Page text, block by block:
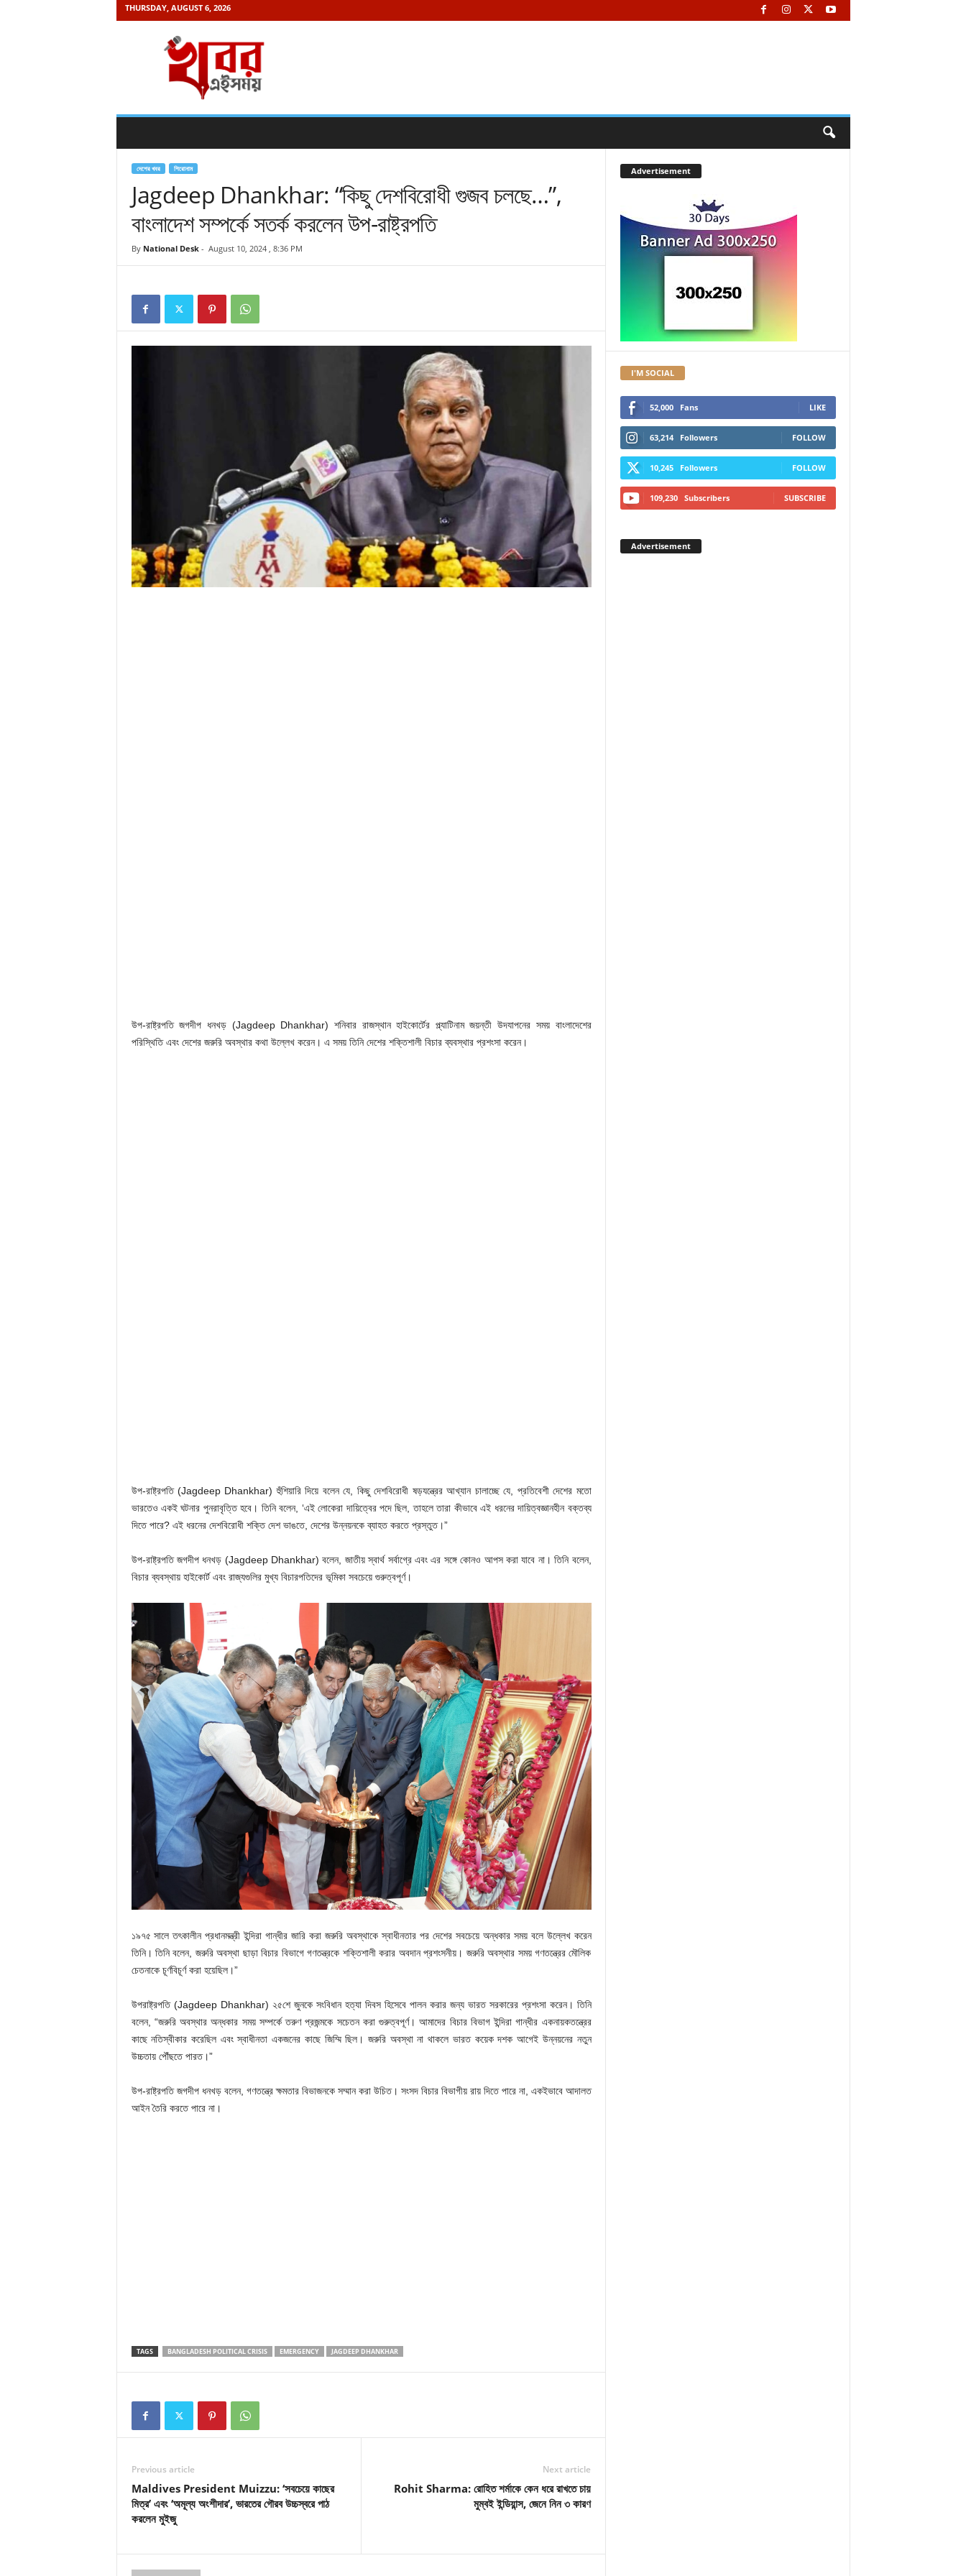
THURSDAY, AUGUST 6, 2026
দেশের খবর শিরোনাম
Jagdeep Dhankhar: “কিছু দেশবিরোধী গুজব চলছে…”,
বাংলাদেশ সম্পর্কে সতর্ক করলেন উপ-রাষ্ট্রপতি
By National Desk- August 10, 2024 , 8:36 PM
উপ-রাষ্ট্রপতি জগদীপ ধনখড় (Jagdeep Dhankhar) শনিবার রাজস্থান হাইকোর্টের প্ল্যাটিনাম জয়ন্তী উদযাপনের সময় বাংলাদেশের
পরিস্থিতি এবং দেশের জরুরি অবস্থার কথা উল্লেখ করেন। এ সময় তিনি দেশের শক্তিশালী বিচার ব্যবস্থার প্রশংসা করেন।
উপ-রাষ্ট্রপতি (Jagdeep Dhankhar) হুঁশিয়ারি দিয়ে বলেন যে, কিছু দেশবিরোধী ষড়যন্ত্রের আখ্যান চালাচ্ছে যে, প্রতিবেশী দেশের মতো
ভারতেও একই ঘটনার পুনরাবৃত্তি হবে। তিনি বলেন, ‘এই লোকেরা দায়িত্বের পদে ছিল, তাহলে তারা কীভাবে এই ধরনের দায়িত্বজ্ঞানহীন বক্তব্য
দিতে পারে? এই ধরনের দেশবিরোধী শক্তি দেশ ভাঙতে, দেশের উন্নয়নকে ব্যাহত করতে প্রস্তুত।”
উপ-রাষ্ট্রপতি জগদীপ ধনখড় (Jagdeep Dhankhar) বলেন, জাতীয় স্বার্থ সর্বাগ্রে এবং এর সঙ্গে কোনও আপস করা যাবে না। তিনি বলেন,
বিচার ব্যবস্থায় হাইকোর্ট এবং রাজ্যগুলির মুখ্য বিচারপতিদের ভূমিকা সবচেয়ে গুরুত্বপূর্ণ।
১৯৭৫ সালে তৎকালীন প্রধানমন্ত্রী ইন্দিরা গান্ধীর জারি করা জরুরি অবস্থাকে স্বাধীনতার পর দেশের সবচেয়ে অন্ধকার সময় বলে উল্লেখ করেন
তিনি। তিনি বলেন, জরুরি অবস্থা ছাড়া বিচার বিভাগে গণতন্ত্রকে শক্তিশালী করার অবদান প্রশংসনীয়। জরুরি অবস্থার সময় গণতন্ত্রের মৌলিক
চেতনাকে চূর্ণবিচূর্ণ করা হয়েছিল।”
উপরাষ্ট্রপতি (Jagdeep Dhankhar) ২৫শে জুনকে সংবিধান হত্যা দিবস হিসেবে পালন করার জন্য ভারত সরকারের প্রশংসা করেন। তিনি
বলেন, “জরুরি অবস্থার অন্ধকার সময় সম্পর্কে তরুণ প্রজন্মকে সচেতন করা গুরুত্বপূর্ণ। আমাদের বিচার বিভাগ ইন্দিরা গান্ধীর একনায়কতন্ত্রের
কাছে নতিস্বীকার করেছিল এবং স্বাধীনতা একজনের কাছে জিম্মি ছিল। জরুরি অবস্থা না থাকলে ভারত কয়েক দশক আগেই উন্নয়নের নতুন
উচ্চতায় পৌঁছতে পারত।”
উপ-রাষ্ট্রপতি জগদীপ ধনখড় বলেন, গণতন্ত্রে ক্ষমতার বিভাজনকে সম্মান করা উচিত। সংসদ বিচার বিভাগীয় রায় দিতে পারে না, একইভাবে আদালত
আইন তৈরি করতে পারে না।
TAGS BANGLADESH POLITICAL CRISIS EMERGENCY JAGDEEP DHANKHAR
Previous article
Maldives President Muizzu: ‘সবচেয়ে কাছের
মিত্র’ এবং ‘অমূল্য অংশীদার’, ভারতের গৌরব উচ্চস্বরে পাঠ
করলেন মুইজু
Next article
Rohit Sharma: রোহিত শর্মাকে কেন ধরে রাখতে চায়
মুম্বই ইন্ডিয়ান্স, জেনে নিন ৩ কারণ
Advertisement
I'M SOCIAL
52,000 Fans LIKE
63,214 Followers FOLLOW
10,245 Followers FOLLOW
109,230 Subscribers SUBSCRIBE
Advertisement